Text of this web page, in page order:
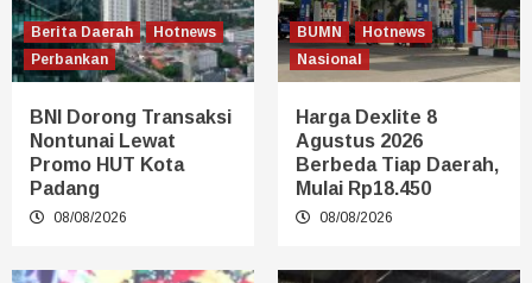
Berita Daerah
Hotnews
Perbankan
BNI Dorong Transaksi
Nontunai Lewat
Promo HUT Kota
Padang
08/08/2026
BUMN
Hotnews
Nasional
Harga Dexlite 8
Agustus 2026
Berbeda Tiap Daerah,
Mulai Rp18.450
08/08/2026